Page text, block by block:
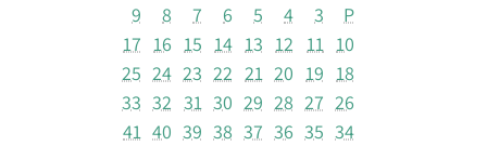
P
3
4
5
6
7
8
9
10
11
12
13
14
15
16
17
18
19
20
21
22
23
24
25
26
27
28
29
30
31
32
33
34
35
36
37
38
39
40
41